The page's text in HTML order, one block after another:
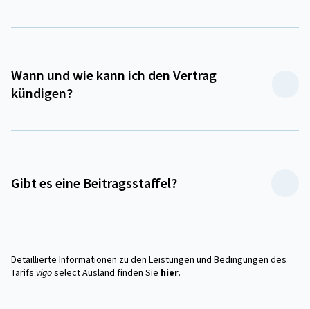
Wann und wie kann ich den Vertrag
kündigen?
Gibt es eine Beitragsstaffel?
Detaillierte Informationen zu den Leistungen und Bedingungen des
Tarifs vigoselect Ausland finden Sie hier.